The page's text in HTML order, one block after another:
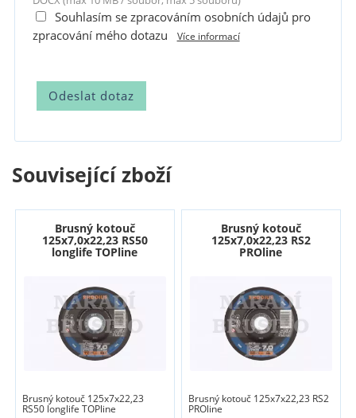
Souhlasím se zpracováním osobních údajů pro
zpracování mého dotazu
Více informací
Související zboží
Brusný kotouč
125x7,0x22,23 RS50
longlife TOPline
Brusný kotouč 125x7x22,23
RS50 longlife TOPline
Brusný kotouč
125x7,0x22,23 RS2
PROline
Brusný kotouč 125x7x22,23 RS2
PROline